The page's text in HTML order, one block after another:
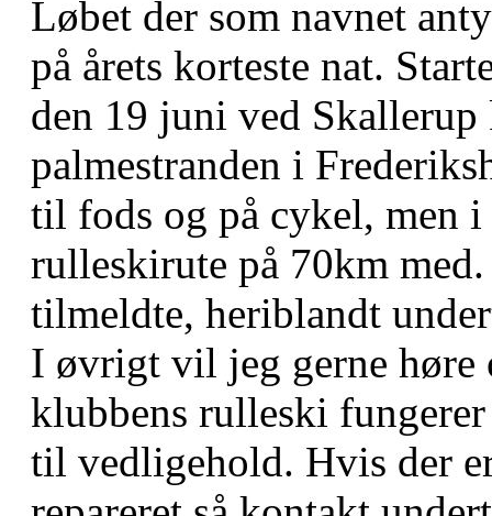
Løbet der som navnet
på årets korteste nat.
den 19 juni ved
palmestranden i
til fods og på cykel, men i
rulleskirute på 70km
tilmeldte, heriblandt
I øvrigt vil jeg gerne høre
klubbens rulleski
til vedligehold. Hvis der